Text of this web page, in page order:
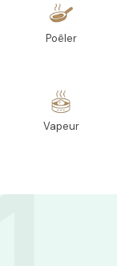
Poêler
Vapeur